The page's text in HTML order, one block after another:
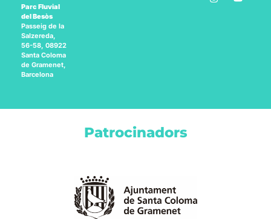
Parc Fluvial
del Besòs
Passeig de la
Salzereda,
56-58, 08922
Santa Coloma
de Gramenet,
Barcelona
Patrocinadors